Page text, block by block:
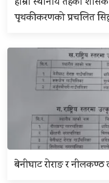
पृथकीकरणको प्रचलित
बेनीघाट रोराङ र नीलकण्ठ